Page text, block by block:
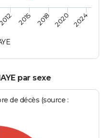
2015 2018 2020 2024
par sexe
de décès (source :